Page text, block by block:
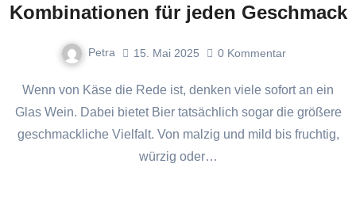
Kombinationen für jeden Geschmack
Petra 15. Mai 2025 0 Kommentar
Wenn von Käse die Rede ist, denken viele sofort an ein
Glas Wein. Dabei bietet Bier tatsächlich sogar die größere
geschmackliche Vielfalt. Von malzig und mild bis fruchtig,
würzig oder…